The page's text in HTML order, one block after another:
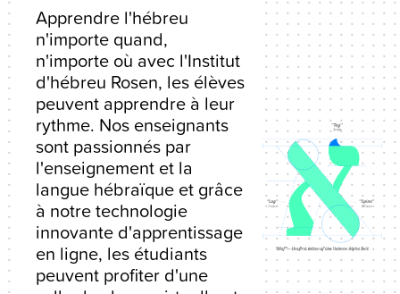
Apprendre l'hébreu
n'importe quand,
n'importe où avec l'Institut
d'hébreu Rosen, les élèves
peuvent apprendre à leur
rythme. Nos enseignants
sont passionnés par
l'enseignement et la
langue hébraïque et grâce
à notre technologie
innovante d'apprentissage
en ligne, les étudiants
peuvent profiter d'une